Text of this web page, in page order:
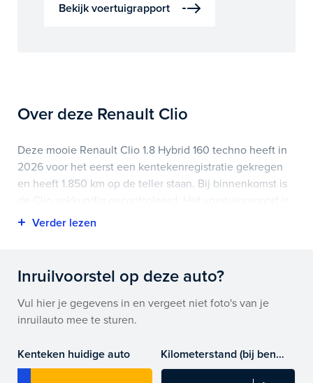
Bekijk voertuigrapport
Over deze Renault Clio
Deze mooie Renault Clio 1.8 Hybrid 160 techno heeft in
2026 voor het eerst een kentekenregistratie gekregen
en heeft 1.850 km op de teller staan. Bij binnenkomst is
op deze pagina bij onderhoud en historie te
Highlights van deze Renault zijn onder andere
achteruitrijcamera, lichtmetalen velgen 16",
navigatiesysteem en nog veel meer.
Clio ook bij ons financieren of leasen.
Inruilvoorstel op deze auto?
Vul hier je gegevens in en vergeet niet foto's van je
inruilauto mee te sturen.
Kenteken huidige auto Kilometerstand (bij benadering)